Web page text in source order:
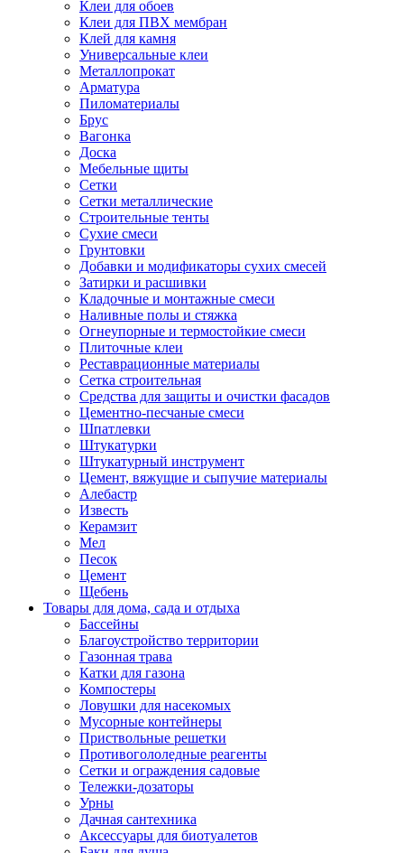
Клеи для обоев
Клеи для ПВХ мембран
Клей для камня
Универсальные клеи
Металлопрокат
Арматура
Пиломатериалы
Брус
Вагонка
Доска
Мебельные щиты
Сетки
Сетки металлические
Строительные тенты
Сухие смеси
Грунтовки
Добавки и модификаторы сухих смесей
Затирки и расшивки
Кладочные и монтажные смеси
Наливные полы и стяжка
Огнеупорные и термостойкие смеси
Плиточные клеи
Реставрационные материалы
Сетка строительная
Средства для защиты и очистки фасадов
Цементно-песчаные смеси
Шпатлевки
Штукатурки
Штукатурный инструмент
Цемент, вяжущие и сыпучие материалы
Алебастр
Известь
Керамзит
Мел
Песок
Цемент
Щебень
Товары для дома, сада и отдыха
Бассейны
Благоустройство территории
Газонная трава
Катки для газона
Компостеры
Ловушки для насекомых
Мусорные контейнеры
Приствольные решетки
Противогололедные реагенты
Сетки и ограждения садовые
Тележки-дозаторы
Урны
Дачная сантехника
Аксессуары для биотуалетов